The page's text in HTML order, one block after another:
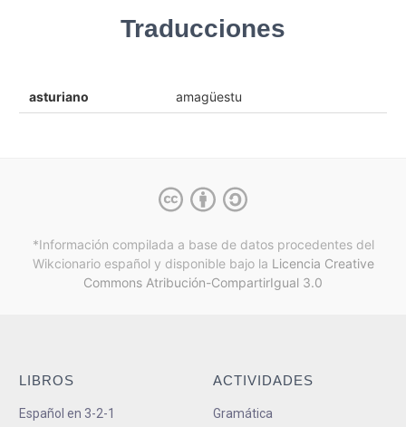
Traducciones
asturiano amagüestu
*Información compilada a base de datos procedentes del
Wikcionario español y disponible bajo la Licencia Creative
Commons Atribución-CompartirIgual 3.0
LIBROS
Español en 3-2-1
ACTIVIDADES
Gramática